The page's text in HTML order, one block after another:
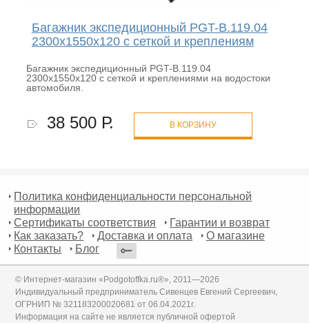
Багажник экспедиционный PGT-B.119.04
2300x1550x120 с сеткой и креплениям
Багажник экспедиционный PGT-B.119.04
2300x1550x120 с сеткой и креплениями на водостоки
автомобиля.
38 500 Р. В КОРЗИНУ
Политика конфиденциальности персональной
информации
Сертификаты соответствия
Гарантии и возврат
Как заказать?
Доставка и оплата
О магазине
Контакты
Блог
© Интернет-магазин «Podgotoffka.ru®», 2011—2026
Индивидуальный предприниматель Сивенцев Евгений Сергеевич,
ОГРНИП № 321183200020681 от 06.04.2021г.
Информация на сайте не является публичной офертой